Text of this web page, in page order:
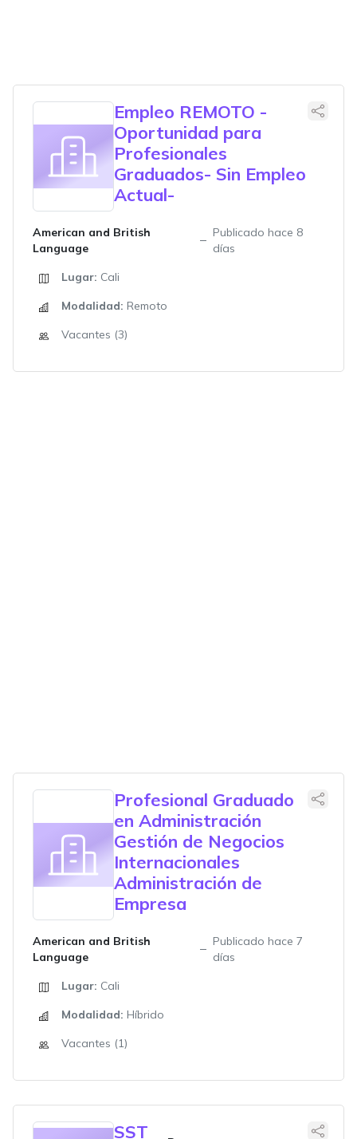
Empleo REMOTO -
Oportunidad para
Profesionales
Graduados- Sin Empleo
Actual-
American and British
Language
Publicado hace 8
días
Lugar: Cali
Modalidad: Remoto
Vacantes (3)
Profesional Graduado
en Administración
Gestión de Negocios
Internacionales
Administración de
Empresa
American and British
Language
Publicado hace 7
días
Lugar: Cali
Modalidad: Híbrido
Vacantes (1)
SST